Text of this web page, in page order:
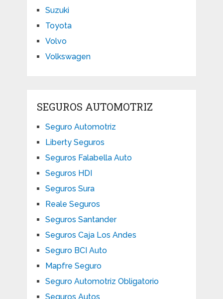
Suzuki
Toyota
Volvo
Volkswagen
SEGUROS AUTOMOTRIZ
Seguro Automotriz
Liberty Seguros
Seguros Falabella Auto
Seguros HDI
Seguros Sura
Reale Seguros
Seguros Santander
Seguros Caja Los Andes
Seguro BCI Auto
Mapfre Seguro
Seguro Automotriz Obligatorio
Seguros Autos